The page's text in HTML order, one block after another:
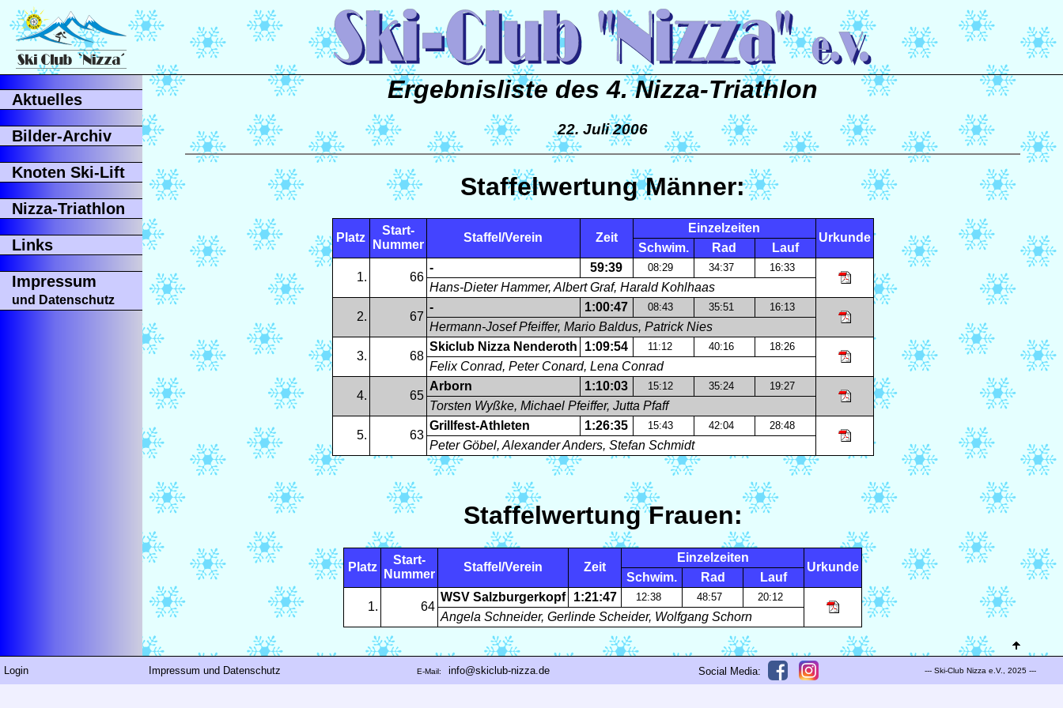
Aktuelles
Bilder-Archiv
Knoten Ski-Lift
Nizza-Triathlon
Links
Impressum
und Datenschutz
Ergebnisliste des 4. Nizza-Triathlon
22. Juli 2006
Staffelwertung Männer:
Platz
Start-
Nummer
Staffel/Verein Zeit
Einzelzeiten
Urkunde
Schwim. Rad Lauf
1. 66
- 59:39 08:29 34:37 16:33
Hans-Dieter Hammer, Albert Graf, Harald Kohlhaas
2. 67
- 1:00:47 08:43 35:51 16:13
Hermann-Josef Pfeiffer, Mario Baldus, Patrick Nies
3. 68
Skiclub Nizza Nenderoth 1:09:54 11:12 40:16 18:26
Felix Conrad, Peter Conard, Lena Conrad
4. 65
Arborn 1:10:03 15:12 35:24 19:27
Torsten Wyßke, Michael Pfeiffer, Jutta Pfaff
5. 63
Grillfest-Athleten 1:26:35 15:43 42:04 28:48
Peter Göbel, Alexander Anders, Stefan Schmidt
Staffelwertung Frauen:
Platz
Start-
Nummer
Staffel/Verein Zeit
Einzelzeiten
Urkunde
Schwim. Rad Lauf
1. 64
WSV Salzburgerkopf 1:21:47 12:38 48:57 20:12
Angela Schneider, Gerlinde Scheider, Wolfgang Schorn
Login Impressum und Datenschutz E-Mail: info@skiclub-nizza.de Social Media: --- Ski-Club Nizza e.V., 2025 ---